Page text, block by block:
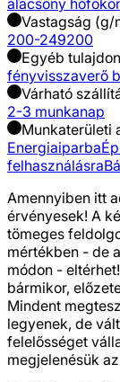
alacsony
Vastagság (g/
200-249200
Egyéb
fényvisszaverő
Várható
2-3 munkanap
Munkaterületi
Energiaiparba
felhasználásra
Amennyiben itt
érvényesek! A
tömeges
mértékben - de
módon -
bármikor,
Mindent
legyenek, de
felelősséget
megjelenésük